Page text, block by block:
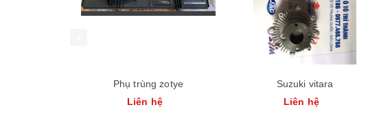
Phụ trùng zotye
Liên hệ
Suzuki vitara
Liên hệ